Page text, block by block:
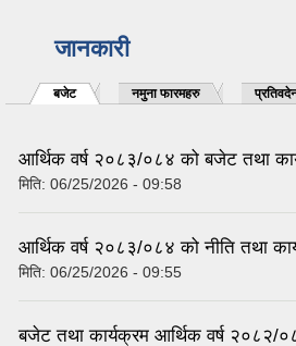
जानकारी
बजेट(active tab)नमुना फारमहरु
आर्थिक वर्ष २०८३/०८४ को बजेट तथा
मिति: 06/25/2026 - 09:58
आर्थिक वर्ष २०८३/०८४ को नीति तथा
मिति: 06/25/2026 - 09:55
बजेट तथा कार्यक्रम आर्थिक वर्ष २०८२/